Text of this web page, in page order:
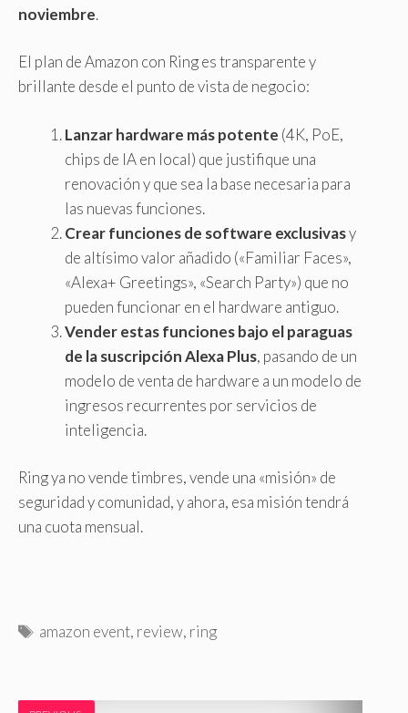
noviembre.
El plan de Amazon con Ring es transparente y
brillante desde el punto de vista de negocio:
Lanzar hardware más potente (4K, PoE,
chips de IA en local) que justifique una
renovación y que sea la base necesaria para
las nuevas funciones.
Crear funciones de software exclusivasy
de altísimo valor añadido («Familiar Faces»,
«Alexa+ Greetings», «Search Party») que no
pueden funcionar en el hardware antiguo.
Vender estas funciones bajo el paraguas
de la suscripción Alexa Plus, pasando de un
modelo de venta de hardware a un modelo de
ingresos recurrentes por servicios de
inteligencia.
Ring ya no vende timbres, vende una «misión» de
seguridad y comunidad, y ahora, esa misión tendrá
una cuota mensual.
E
q
amazon event, review, ring